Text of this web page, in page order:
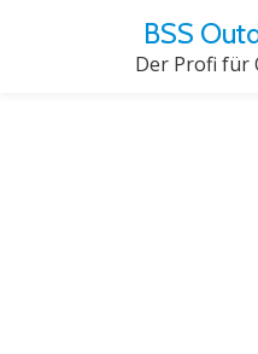
BSS
Der Profi für